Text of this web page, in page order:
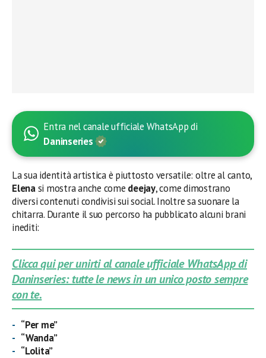
Entra nel canale ufficiale WhatsApp di
Daninseries
La sua identità artistica è piuttosto versatile: oltre al canto,
Elenasi mostra anche come deejay, come dimostrano
diversi contenuti condivisi sui social. Inoltre sa suonare la
chitarra. Durante il suo percorso ha pubblicato alcuni brani
inediti:
Clicca qui per unirti al canale ufficiale WhatsApp di
Daninseries: tutte le news in un unico posto sempre
con te.
“Per me”
“Wanda”
“Lolita”